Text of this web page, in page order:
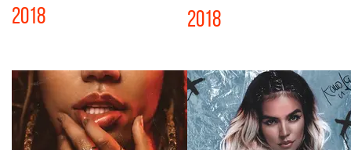
2018 2018